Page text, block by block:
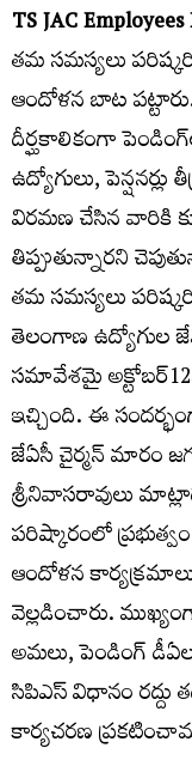
TS JAC
త‌మ స‌మ‌స్య‌లు
ఆందోళ‌న బాట
దీర్ఘ‌కాలికంగా
ఉద్యోగులు, పెన్ష‌న‌ర్లు
విర‌మ‌ణ చేసిన వారికి
తిప్పుతున్నార‌ని
త‌మ స‌మ‌స్య‌లు
తెలంగాణ
స‌మావేశ‌మై
ఇచ్చింది. ఈ
జేఏసీ చైర్మ‌న్ మారం
శ్రీనివాసరావులు
పరిష్కారంలో
ఆందోళ‌న
వెల్ల‌డించారు.
అమలు, పెండింగ్
సిపిఎస్ విధానం
కార్యచరణ